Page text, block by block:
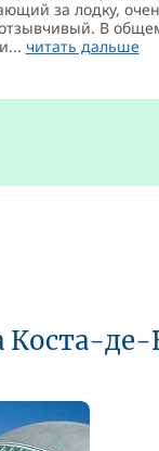
за лодку,
В
читать дальше
Коста-де-